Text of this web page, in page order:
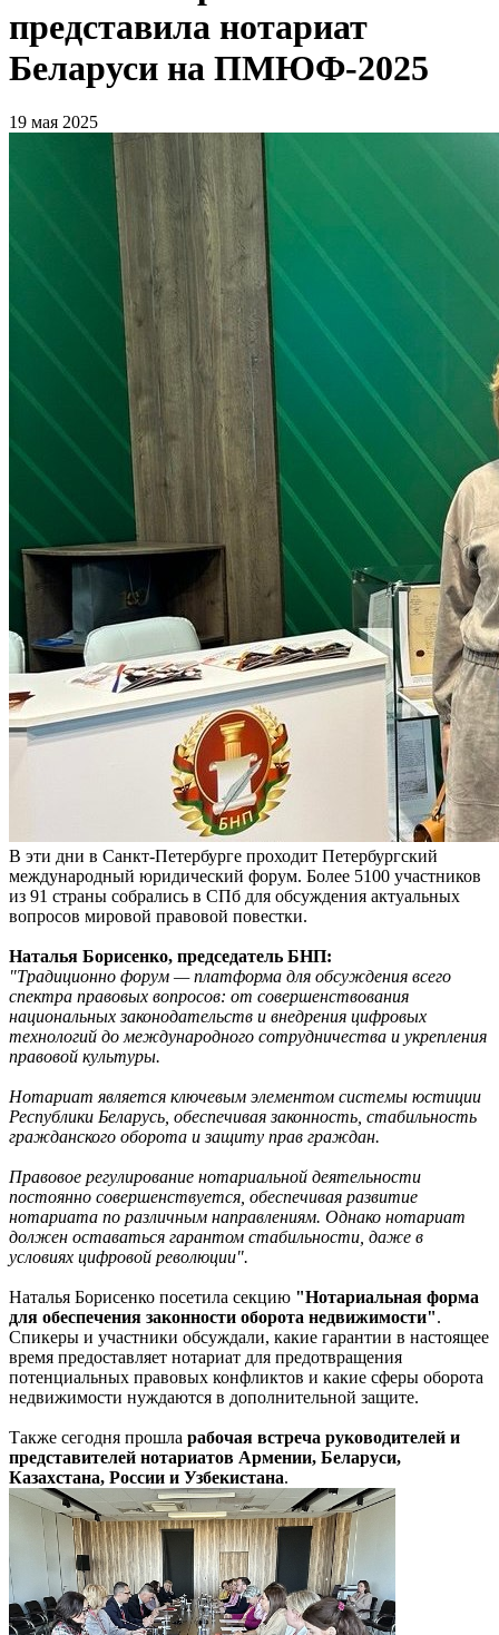
представила нотариат
Беларуси на ПМЮФ-2025
19 мая 2025
В эти дни в Санкт-Петербурге проходит Петербургский
международный юридический форум. Более 5100 участников
из 91 страны собрались в СПб для обсуждения актуальных
вопросов мировой правовой повестки.
Наталья Борисенко, председатель БНП:
"Традиционно форум — платформа для обсуждения всего
спектра правовых вопросов: от совершенствования
национальных законодательств и внедрения цифровых
технологий до международного сотрудничества и укрепления
правовой культуры.
Нотариат является ключевым элементом системы юстиции
Республики Беларусь, обеспечивая законность, стабильность
гражданского оборота и защиту прав граждан.
Правовое регулирование нотариальной деятельности
постоянно совершенствуется, обеспечивая развитие
нотариата по различным направлениям. Однако нотариат
должен оставаться гарантом стабильности, даже в
условиях цифровой революции".
Наталья Борисенко посетила секцию "Нотариальная форма
для обеспечения законности оборота недвижимости".
Спикеры и участники обсуждали, какие гарантии в настоящее
время предоставляет нотариат для предотвращения
потенциальных правовых конфликтов и какие сферы оборота
недвижимости нуждаются в дополнительной защите.
Также сегодня прошла рабочая встреча руководителей и
представителей нотариатов Армении, Беларуси,
Казахстана, России и Узбекистана.